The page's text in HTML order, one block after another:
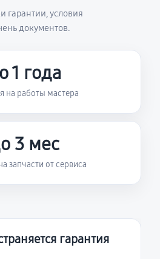
гарантии, условия
документов.
1 года
на работы мастера
3 мес
запчасти от сервиса
гарантия